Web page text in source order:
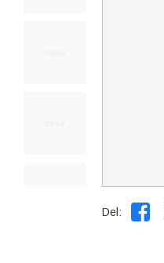
Del: 